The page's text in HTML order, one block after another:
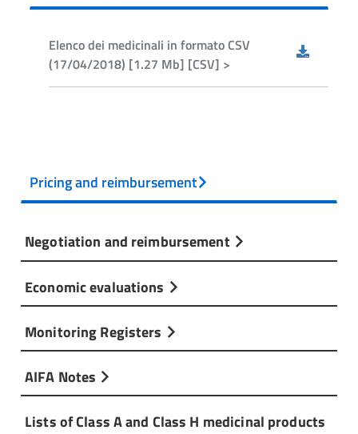
Elenco dei medicinali in formato CSV
(17/04/2018) [1.27 Mb] [CSV] >
Pricing and reimbursement
Negotiation and reimbursement
Economic evaluations
Monitoring Registers
AIFA Notes
Lists of Class A and Class H medicinal products